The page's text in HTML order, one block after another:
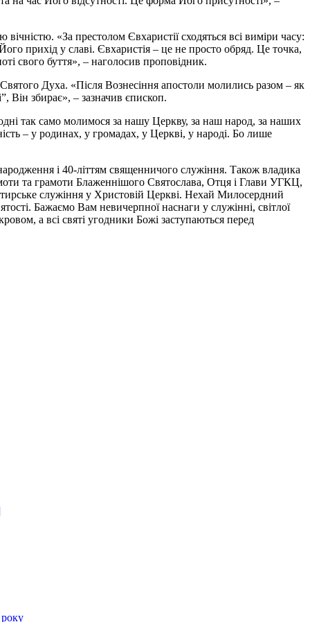
«За престолом Євхаристії сходяться всі виміри часу:
прихід у славі. Євхаристія – це не просто обряд. Це точка,
свого буття», – наголосив проповідник.
Духа. «Після Вознесіння апостоли молились разом – як
збирає», – зазначив єпископ.
так само молимося за нашу Церкву, за наш народ, за наших
– у родинах, у громадах, у Церкві, у народі. Бо лише
і 40-літтям священничого служіння. Також владика
та грамоти Блаженнішого Святослава, Отця і Глави УГКЦ,
служіння у Христовій Церкві. Нехай Милосердний
Бажаємо Вам невичерпної наснаги у служінні, світлої
а всі святі угодники Божі заступаються перед